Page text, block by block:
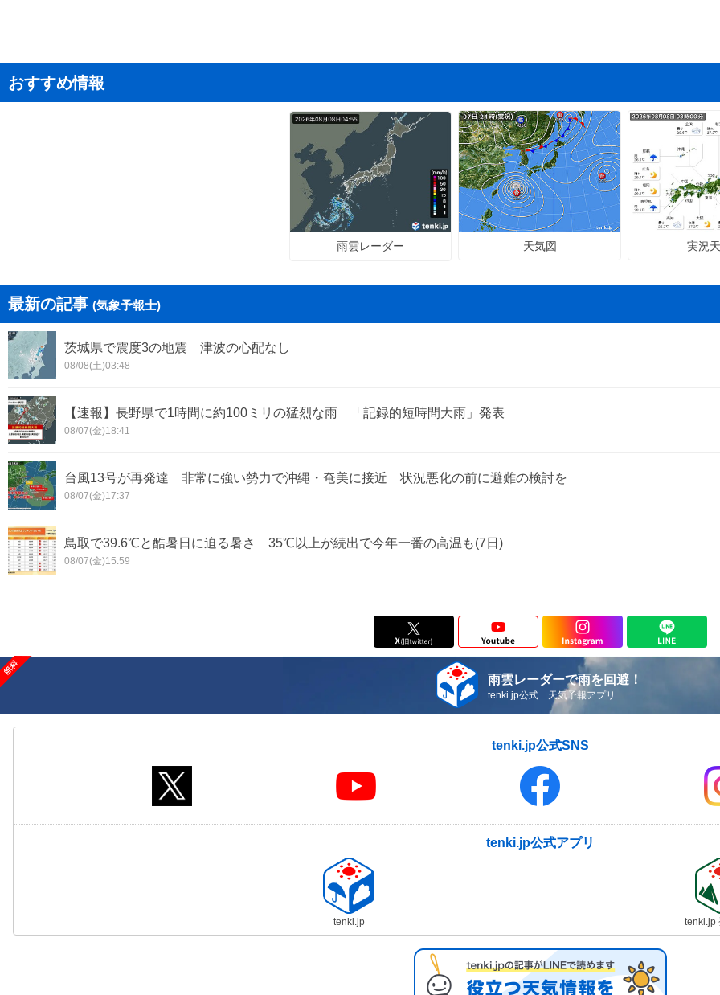
おすすめ情報
雨雲レーダー 天気図 実況
最新の記事 (気象予報士)
茨城県で震度3の地震 津波の心配なし
08/08(土)03:48
【速報】長野県で1時間に約100ミリの猛烈な雨 「記録的短時間大雨」発表
08/07(金)18:41
台風13号が再発達 非常に強い勢力で沖縄・奄美に接近 状況悪化の前に避難の検討を
08/07(金)17:37
鳥取で39.6℃と酷暑日に迫る暑さ 35℃以上が続出で今年一番の高温も(7日)
08/07(金)15:59
雨雲レーダーで雨を回避！
tenki.jp公式 天気予報アプリ
tenki.jp公式SNS
tenki.jp公式アプリ
tenki.jp tenki.jp